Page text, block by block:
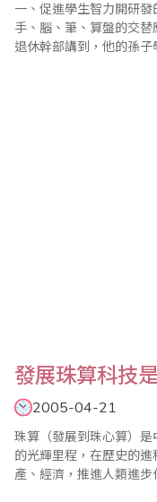
一、促進學生智力開研發的功能 1.學習珠心算，兒
手、腦、筆、算盤的交替應用
退休幹部講到，他的孫
發展珠算科技
2005-04-21
珠算（發展到珠心算）
的光輝里程，在歷史的
產、經濟，推進人類進